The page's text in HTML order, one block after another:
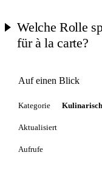
Welche Rolle
für à la carte?
Auf einen Blick
Kategorie
Aktualisiert
Aufrufe